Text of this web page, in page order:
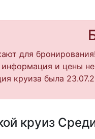
для бронирования!
и цены
круиза была
круиз